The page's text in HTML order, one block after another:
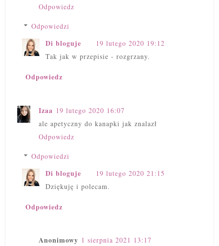
Odpowiedz
Odpowiedzi
Di bloguje
19 lutego 2020 19:12
Tak jak w przepisie - rozgrzany.
Odpowiedz
Izaa 19 lutego 2020 16:07
ale apetyczny do kanapki jak znalazł
Odpowiedz
Odpowiedzi
Di bloguje
19 lutego 2020 21:15
Dziękuję i polecam.
Odpowiedz
Anonimowy 1 sierpnia 2021 13:17